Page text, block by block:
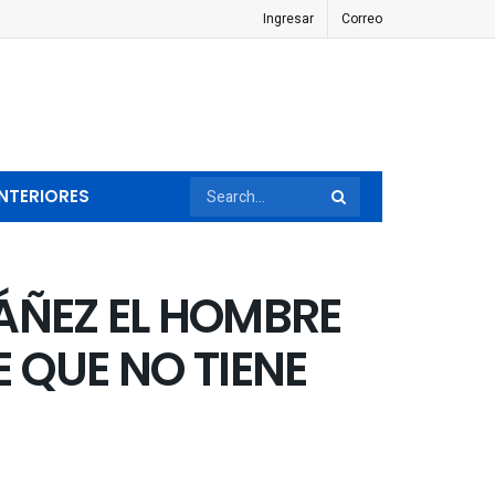
Ingresar Correo
EL HOMBRE
NO TIENE